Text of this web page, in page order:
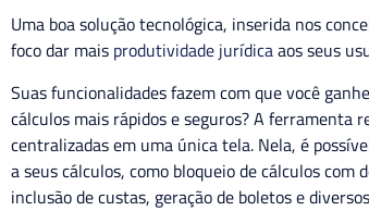
Uma boa solução tecnológica, inserida nos
foco dar mais produtividade jurídicaaos seus
Suas funcionalidades fazem com que você
cálculos mais rápidos e seguros? A ferramenta
centralizadas em uma única tela. Nela, é
a seus cálculos, como bloqueio de cálculos com
inclusão de custas, geração de boletos e